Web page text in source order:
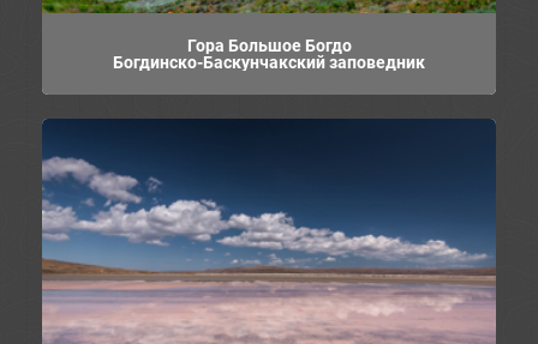
Гора Большое Богдо
Богдинско-Баскунчакский заповедник